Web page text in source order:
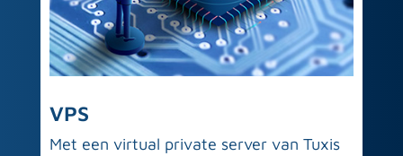
VPS
Met een virtual private server van Tuxis